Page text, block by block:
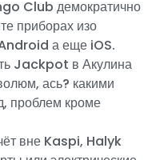
Club демократично
приборах изо
а еще iOS.
Jackpot в Акулина
ась? какими
проблем кроме
вне Kaspi, Halyk